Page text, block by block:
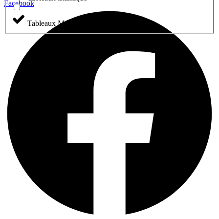
Tableaux Marocain
Facebook